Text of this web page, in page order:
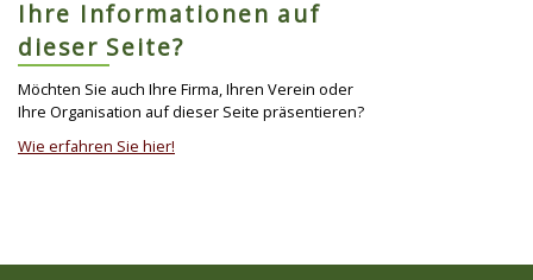
Ihre Informationen auf
dieser Seite?
Möchten Sie auch Ihre Firma, Ihren Verein oder
Ihre Organisation auf dieser Seite präsentieren?
Wie erfahren Sie hier!